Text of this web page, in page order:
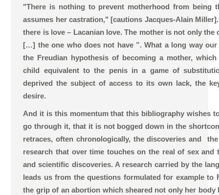
"There is nothing to prevent motherhood from being
assumes her castration," [cautions Jacques-Alain
there is love – Lacanian love. The mother is not only the
[…] the one who does not have ”. What a long way
the Freudian hypothesis of becoming a mother,
child equivalent to the penis in a game of
deprived the subject of access to its own lack, the
desire.
And it is this momentum that this bibliography wishes
go through it, that it is not bogged down in the
retraces, often chronologically, the discoveries and
research that over time touches on the real of sex and
and scientific discoveries. A research carried by the
leads us from the questions formulated for example to
the grip of an abortion which sheared not only her